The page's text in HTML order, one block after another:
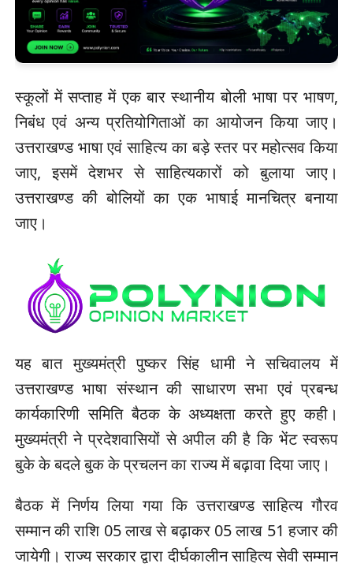
स्कूलों में सप्ताह में एक बार स्थानीय बोली भाषा पर भाषण,
निबंध एवं अन्य प्रतियोगिताओं का आयोजन किया जाए।
उत्तराखण्ड भाषा एवं साहित्य का बड़े स्तर पर महोत्सव किया
जाए, इसमें देशभर से साहित्यकारों को बुलाया जाए।
उत्तराखण्ड की बोलियों का एक भाषाई मानचित्र बनाया
जाए।
यह बात मुख्यमंत्री पुष्कर सिंह धामी ने सचिवालय में
उत्तराखण्ड भाषा संस्थान की साधारण सभा एवं प्रबन्ध
कार्यकारिणी समिति बैठक के अध्यक्षता करते हुए कही।
मुख्यमंत्री ने प्रदेशवासियों से अपील की है कि भेंट स्वरूप
बुके के बदले बुक के प्रचलन का राज्य में बढ़ावा दिया जाए।
बैठक में निर्णय लिया गया कि उत्तराखण्ड साहित्य गौरव
सम्मान की राशि 05 लाख से बढ़ाकर 05 लाख 51 हजार की
जायेगी। राज्य सरकार द्वारा दीर्घकालीन साहित्य सेवी सम्मान